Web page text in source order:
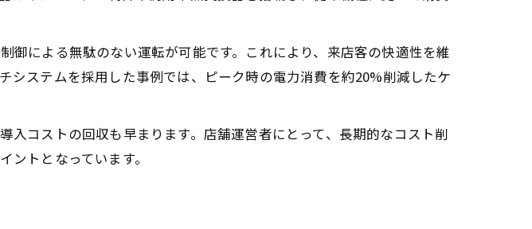
による無駄のない運転が可能です。これにより、来店客の快適性を維
ステムを採用した事例では、ピーク時の電力消費を約20%削減したケ
コストの回収も早まります。店舗運営者にとって、長期的なコスト削
トとなっています。